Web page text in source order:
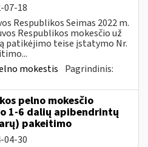
07-18
Respublikos Seimas 2022 m.
Respublikos mokesčio už
patikėjimo teise įstatymo Nr.
mokestis Pagrindinis:
pelno mokesčio
1-6 dalių apibendrintų
pakeitimo
04-30